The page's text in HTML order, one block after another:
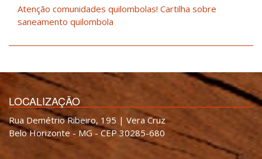
Atenção comunidades quilombolas! Cartilha sobre
saneamento quilombola
LOCALIZAÇÃO
Rua Demétrio Ribeiro, 195 | Vera Cruz
Belo Horizonte - MG - CEP 30285-680